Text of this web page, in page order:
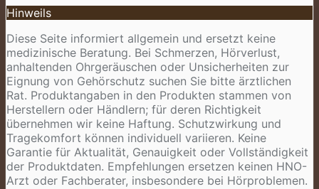
Hinweils
Diese Seite informiert allgemein und ersetzt keine
medizinische Beratung. Bei Schmerzen, Hörverlust,
anhaltenden Ohrgeräuschen oder Unsicherheiten zur
Eignung von Gehörschutz suchen Sie bitte ärztlichen
Rat. Produktangaben in den Produkten stammen von
Herstellern oder Händlern; für deren Richtigkeit
übernehmen wir keine Haftung. Schutzwirkung und
Tragekomfort können individuell variieren. Keine
Garantie für Aktualität, Genauigkeit oder Vollständigkeit
der Produktdaten. Empfehlungen ersetzen keinen HNO-
Arzt oder Fachberater, insbesondere bei Hörproblemen.